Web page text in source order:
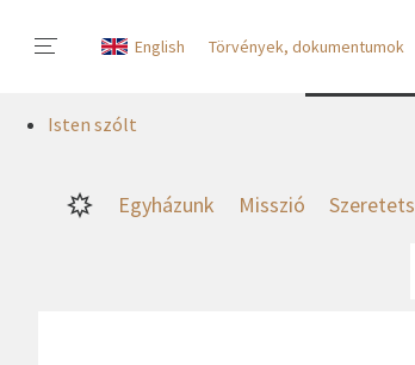
English Törvények, dokumentumok
Isten szólt
Egyházunk Misszió